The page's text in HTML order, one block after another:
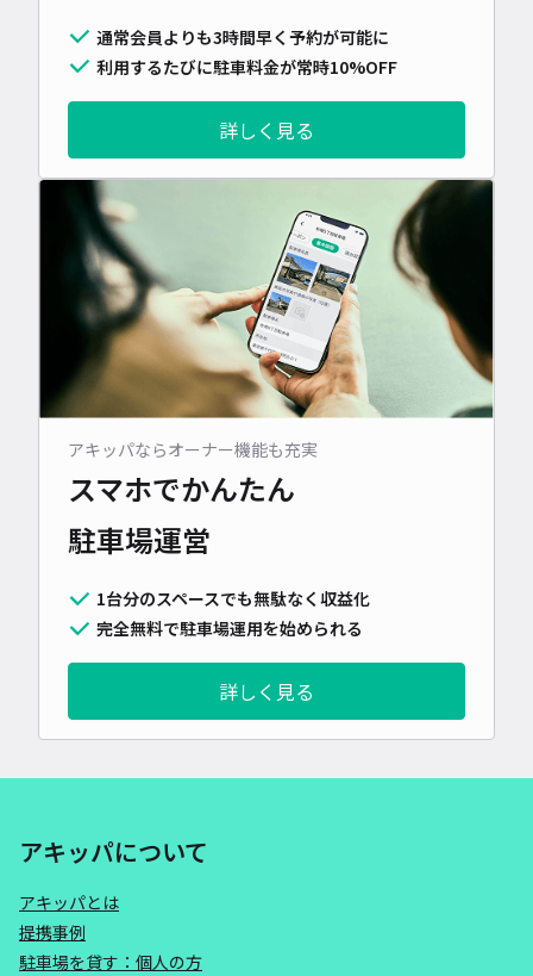
通常会員よりも3時間早く予約が可能に
利用するたびに駐車料金が常時10%OFF
詳しく見る
アキッパならオーナー機能も充実
スマホでかんたん
駐車場運営
1台分のスペースでも無駄なく収益化
完全無料で駐車場運用を始められる
詳しく見る
アキッパについて
アキッパとは
提携事例
駐車場を貸す：個人の方